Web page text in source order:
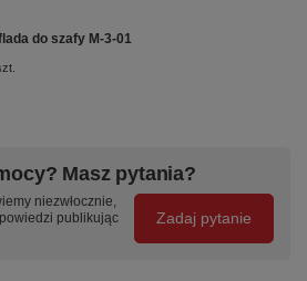
do szafy M-3-01
Masz pytania?
niezwłocznie,
publikując
Zadaj pytanie